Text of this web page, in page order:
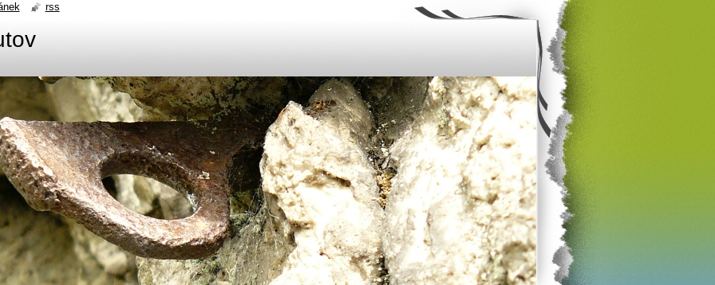
rss